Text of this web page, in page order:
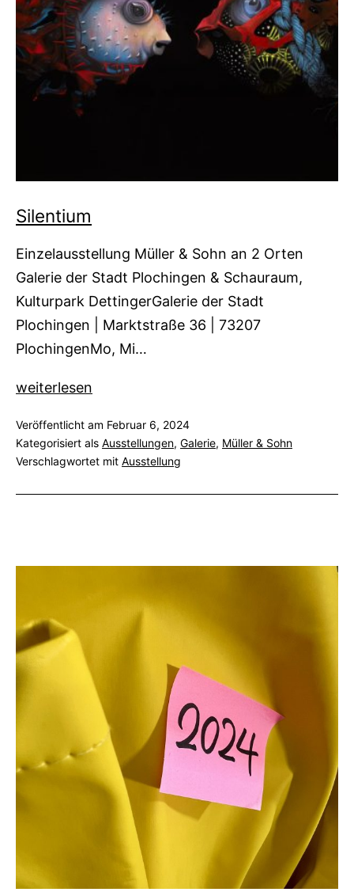
Silentium
Einzelausstellung Müller & Sohn an 2 Orten
Galerie der Stadt Plochingen & Schauraum,
Kulturpark DettingerGalerie der Stadt
Plochingen | Marktstraße 36 | 73207
PlochingenMo, Mi…
Silentium
weiterlesen
Veröffentlicht am Februar 6, 2024
Kategorisiert als Ausstellungen, Galerie, Müller & Sohn
Verschlagwortet mit Ausstellung